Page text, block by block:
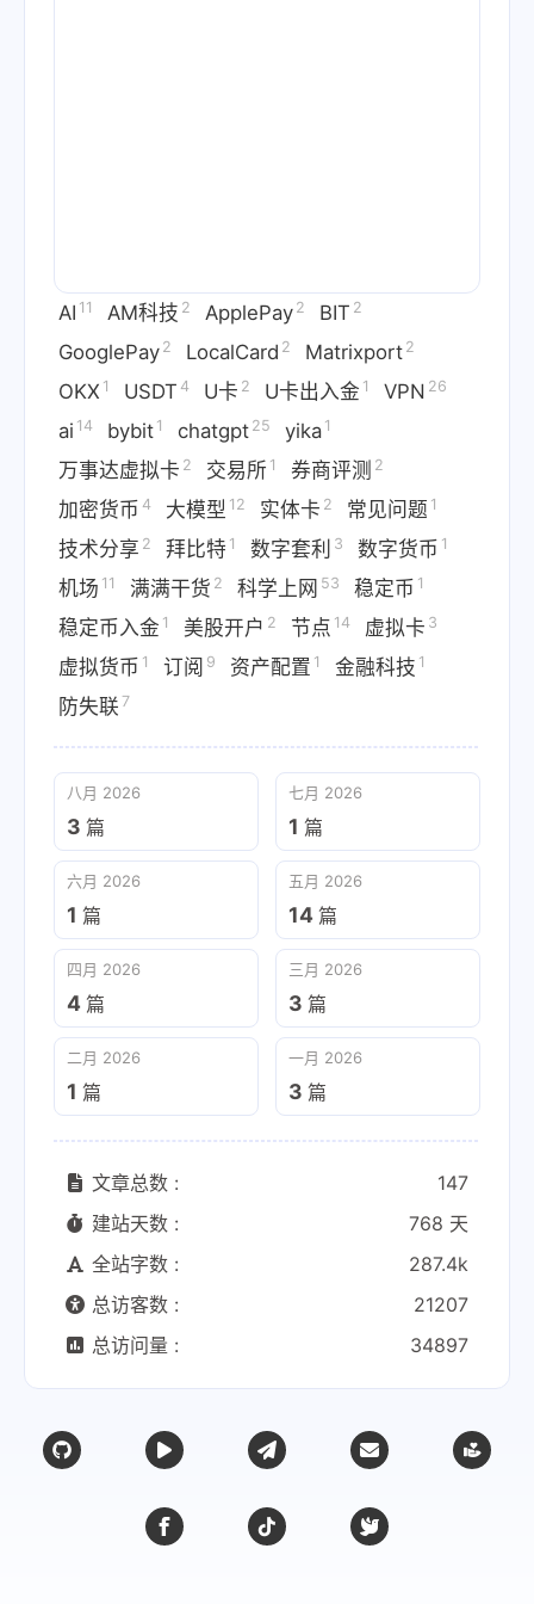
AI 11 AM科技 2 ApplePay 2 BIT 2
GooglePay 2 LocalCard 2 Matrixport 2
OKX 1 USDT 4 U卡 2 U卡出入金 1 VPN 26
ai 14 bybit 1 chatgpt 25 yika 1
万事达虚拟卡 2 交易所 1 券商评测 2
加密货币 4 大模型 12 实体卡 2 常见问题 1
技术分享 2 拜比特 1 数字套利 3 数字货币 1
机场 11 满满干货 2 科学上网 53 稳定币 1
稳定币入金 1 美股开户 2 节点 14 虚拟卡 3
虚拟货币 1 订阅 9 资产配置 1 金融科技 1
防失联 7
八月 2026
3 篇
七月 2026
1 篇
六月 2026
1 篇
五月 2026
14 篇
四月 2026
4 篇
三月 2026
3 篇
二月 2026
1 篇
一月 2026
3 篇
文章总数 :
147
建站天数 :
768 天
全站字数 :
287.4k
总访客数 :
21207
总访问量 :
34897